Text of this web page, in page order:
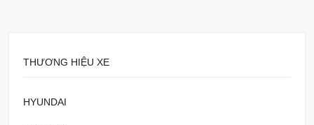
THƯƠNG HIỆU XE
HYUNDAI